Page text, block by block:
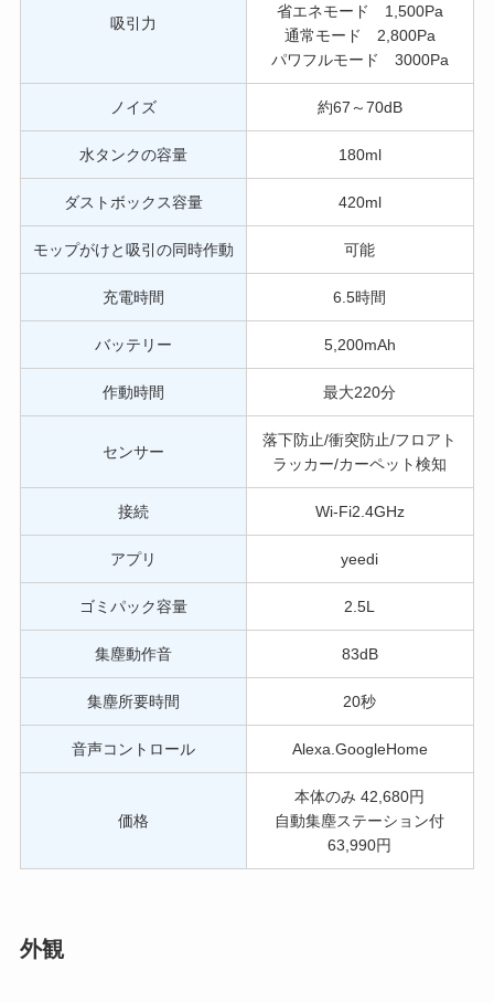
吸引力
省エネモード 1,500Pa
通常モード 2,800Pa
パワフルモード 3000Pa
ノイズ 約67～70dB
水タンクの容量 180ml
ダストボックス容量 420ml
モップがけと吸引の同時作動 可能
充電時間 6.5時間
バッテリー 5,200mAh
作動時間 最大220分
センサー
落下防止/衝突防止/フロアト
ラッカー/カーペット検知
接続 Wi-Fi2.4GHz
アプリ yeedi
ゴミパック容量 2.5L
集塵動作音 83dB
集塵所要時間 20秒
音声コントロール Alexa.GoogleHome
価格
本体のみ 42,680円
自動集塵ステーション付
63,990円
外観